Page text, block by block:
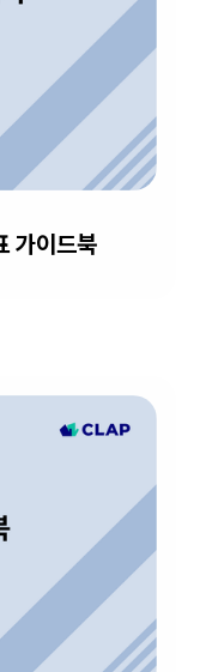
가이드북